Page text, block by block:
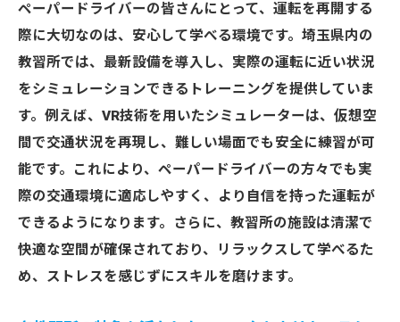
ペーパードライバーの皆さんにとって、運転を再開する
際に大切なのは、安心して学べる環境です。埼玉県内の
教習所では、最新設備を導入し、実際の運転に近い状況
をシミュレーションできるトレーニングを提供していま
す。例えば、VR技術を用いたシミュレーターは、仮想空
間で交通状況を再現し、難しい場面でも安全に練習が可
能です。これにより、ペーパードライバーの方々でも実
際の交通環境に適応しやすく、より自信を持った運転が
できるようになります。さらに、教習所の施設は清潔で
快適な空間が確保されており、リラックスして学べるた
め、ストレスを感じずにスキルを磨けます。